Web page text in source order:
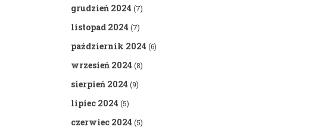
grudzień 2024 (7)
listopad 2024 (7)
październik 2024 (6)
wrzesień 2024 (8)
sierpień 2024 (9)
lipiec 2024 (5)
czerwiec 2024 (5)